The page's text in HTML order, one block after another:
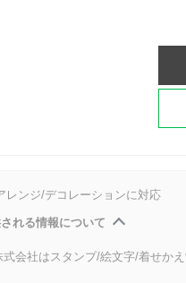
レンジ/デコレーションに対応
れる情報について
式会社はスタンプ/絵文字/着せか